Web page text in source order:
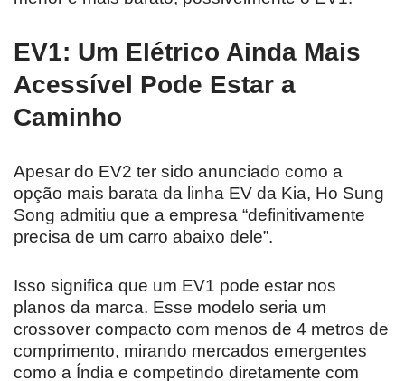
EV1: Um Elétrico Ainda Mais
Acessível Pode Estar a
Caminho
Apesar do EV2 ter sido anunciado como a
opção mais barata da linha EV da Kia, Ho Sung
Song admitiu que a empresa “definitivamente
precisa de um carro abaixo dele”.
Isso significa que um EV1 pode estar nos
planos da marca. Esse modelo seria um
crossover compacto com menos de 4 metros de
comprimento, mirando mercados emergentes
como a Índia e competindo diretamente com